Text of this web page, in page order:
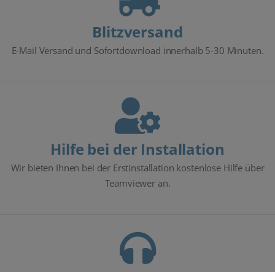
Blitzversand
E-Mail Versand und Sofortdownload innerhalb 5-30 Minuten.
Hilfe bei der Installation
Wir bieten Ihnen bei der Erstinstallation kostenlose Hilfe über
Teamviewer an.